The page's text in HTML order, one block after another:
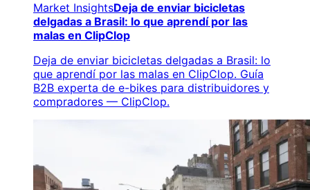
Market InsightsDeja de enviar bicicletas
delgadas a Brasil: lo que aprendí por las
malas en ClipClop
Deja de enviar bicicletas delgadas a Brasil: lo
que aprendí por las malas en ClipClop. Guía
B2B experta de e-bikes para distribuidores y
compradores — ClipClop.